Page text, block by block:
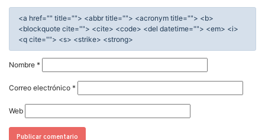
<a href="" title=""> <abbr title=""> <acronym title=""> <b>
<blockquote cite=""> <cite> <code> <del datetime=""> <em> <i>
<q cite=""> <s> <strike> <strong>
Nombre *
Correo electrónico *
Web